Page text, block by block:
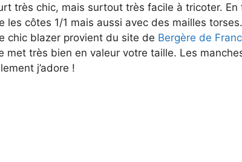
très chic, mais surtout très facile à tricoter.
les côtes 1/1 mais aussi avec des mailles
chic blazer provient du site de Bergère de
met très bien en valeur votre taille. Les
j’adore !